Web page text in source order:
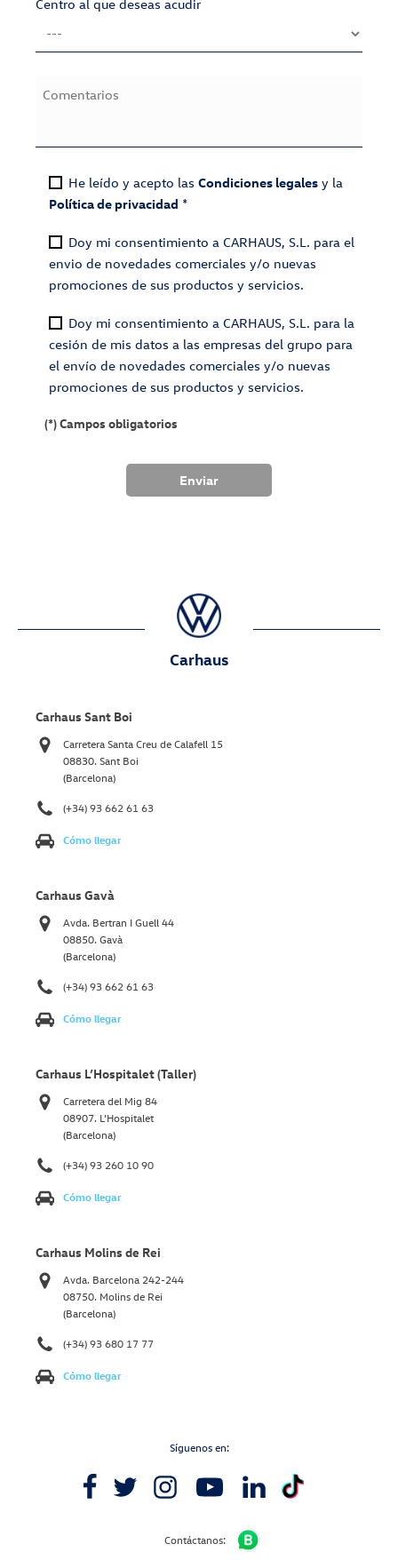
He leído y acepto las Condiciones legales y la
Política de privacidad *
Doy mi consentimiento a CARHAUS, S.L. para el
envio de novedades comerciales y/o nuevas
promociones de sus productos y servicios.
Doy mi consentimiento a CARHAUS, S.L. para la
cesión de mis datos a las empresas del grupo para
el envío de novedades comerciales y/o nuevas
promociones de sus productos y servicios.
(*) Campos obligatorios
Carhaus
Carhaus Sant Boi
Carretera Santa Creu de Calafell 15
08830. Sant Boi
(Barcelona)
(+34) 93 662 61 63
Cómo llegar
Carhaus Gavà
Avda. Bertran I Guell 44
08850. Gavà
(Barcelona)
(+34) 93 662 61 63
Cómo llegar
Carhaus L’Hospitalet (Taller)
Carretera del Mig 84
08907. L’Hospitalet
(Barcelona)
(+34) 93 260 10 90
Cómo llegar
Carhaus Molins de Rei
Avda. Barcelona 242-244
08750. Molins de Rei
(Barcelona)
(+34) 93 680 17 77
Cómo llegar
Síguenos en:
Contáctanos: